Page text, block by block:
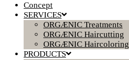
Concept
SERVICES
ORGÆNIC Treatments
ORGÆNIC Haircutting
ORGÆNIC Haircoloring
PRODUCTS